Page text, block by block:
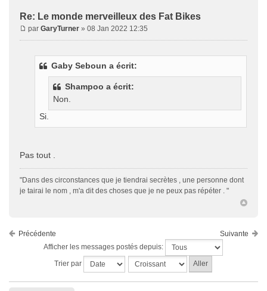
Re: Le monde merveilleux des Fat Bikes
par GaryTurner » 08 Jan 2022 12:35
Gaby Seboun a écrit:
Shampoo a écrit:
Non.
Si.
Pas tout .
"Dans des circonstances que je tiendrai secrètes , une personne dont
je tairai le nom , m'a dit des choses que je ne peux pas répéter . "
Précédente
Suivante
Afficher les messages postés depuis:
Trier par